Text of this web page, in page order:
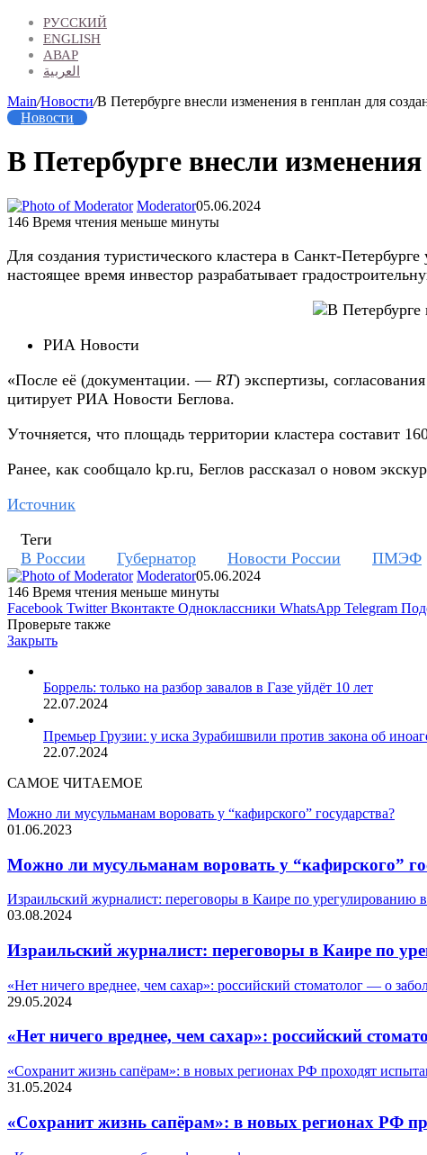
РУССКИЙ
ENGLISH
АВАР
العربية
Main/Новости/В Петербурге внесли изменения в генплан для
Новости
В Петербурге внесли
Moderator05.06.2024
146 Время чтения меньше минуты
Для создания туристического кластера в Санкт-
настоящее время инвестор разрабатывает
РИА Новости
«После её (документации. — RT) экспертизы,
цитирует РИА Новости Беглова.
Уточняется, что площадь территории кластера составит
Ранее, как сообщало kp.ru, Беглов рассказал о новом
Источник
Теги
В России
Губернатор Новости России ПМЭФ
Moderator05.06.2024
146 Время чтения меньше минуты
Facebook Twitter Вконтакте Одноклассники WhatsApp Telegram
Проверьте также
Закрыть
Боррель: только на разбор завалов в Газе уйдёт 10 лет
22.07.2024
Премьер Грузии: у иска Зурабишвили против закона об
22.07.2024
САМОЕ ЧИТАЕМОЕ
Можно ли мусульманам воровать у “кафирского” государства?
01.06.2023
Можно ли мусульманам воровать у “кафирского”
Израильский журналист: переговоры в Каире по урегулированию
03.08.2024
Израильский журналист: переговоры в Каире по
«Нет ничего вреднее, чем сахар»: российский стоматолог — о
29.05.2024
«Нет ничего вреднее, чем сахар»: российский
«Сохранит жизнь сапёрам»: в новых регионах РФ проходят
31.05.2024
«Сохранит жизнь сапёрам»: в новых регионах РФ